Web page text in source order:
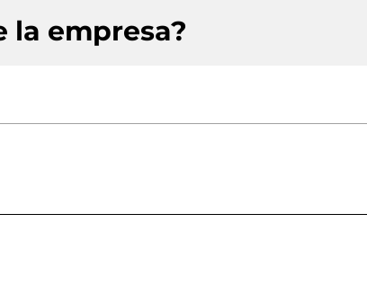
la empresa?